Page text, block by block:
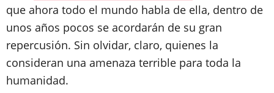
que ahora todo el mundo habla de ella, dentro de
unos años pocos se acordarán de su gran
repercusión. Sin olvidar, claro, quienes la
consideran una amenaza terrible para toda la
humanidad.